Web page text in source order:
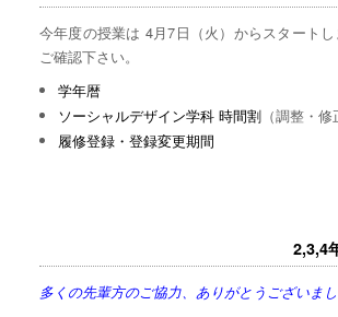
今年度の授業は 4月7日（火）からスタート
ご確認下さい。
学年暦
ソーシャルデザイン学科 時間割 （調整・修
履修登録・登録変更期間
2,3,4
多くの先輩方のご協力、ありがとうございまし